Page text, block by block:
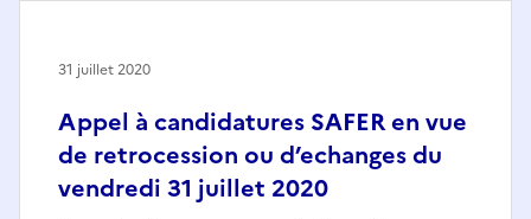
Appel à candidatures SAFER en vue
de retrocession ou d’echanges du
vendredi 31 juillet 2020
31 juillet 2020